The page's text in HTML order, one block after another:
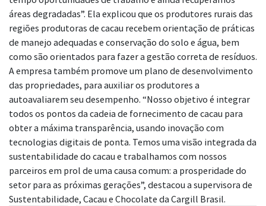
áreas degradadas”. Ela explicou que os produtores rurais das
regiões produtoras de cacau recebem orientação de práticas
de manejo adequadas e conservação do solo e água, bem
como são orientados para fazer a gestão correta de resíduos.
A empresa também promove um plano de desenvolvimento
das propriedades, para auxiliar os produtores a
autoavaliarem seu desempenho. “Nosso objetivo é integrar
todos os pontos da cadeia de fornecimento de cacau para
obter a máxima transparência, usando inovação com
tecnologias digitais de ponta. Temos uma visão integrada da
sustentabilidade do cacau e trabalhamos com nossos
parceiros em prol de uma causa comum: a prosperidade do
setor para as próximas gerações”, destacou a supervisora de
Sustentabilidade, Cacau e Chocolate da Cargill Brasil.